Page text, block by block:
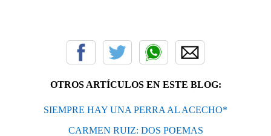
OTROS ARTÍCULOS EN ESTE BLOG:
SIEMPRE HAY UNA PERRA AL ACECHO*
CARMEN RUIZ: DOS POEMAS